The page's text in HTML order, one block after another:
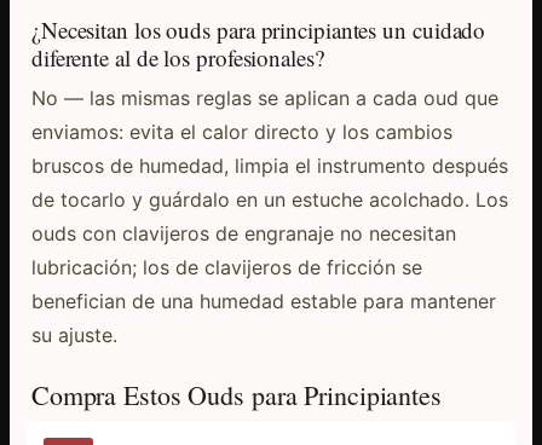
¿Necesitan los ouds para principiantes un cuidado
diferente al de los profesionales?
No — las mismas reglas se aplican a cada oud que
enviamos: evita el calor directo y los cambios
bruscos de humedad, limpia el instrumento después
de tocarlo y guárdalo en un estuche acolchado. Los
ouds con clavijeros de engranaje no necesitan
lubricación; los de clavijeros de fricción se
benefician de una humedad estable para mantener
su ajuste.
Compra Estos Ouds para Principiantes